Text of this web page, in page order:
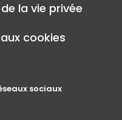
la vie privée
cookies
sociaux